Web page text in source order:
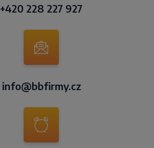
+420 228 227 927
info@bbfirmy.cz